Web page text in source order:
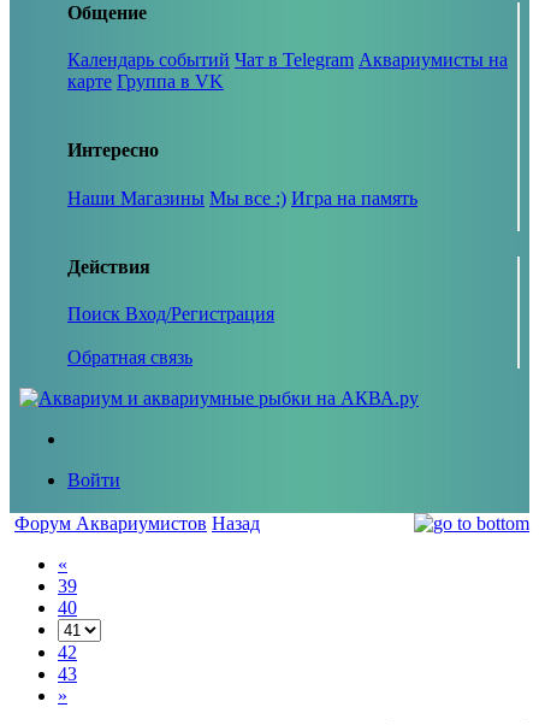
Общение
Календарь событий Чат в Telegram Аквариумисты на
карте Группа в VK
Интересно
Наши Магазины Мы все :) Игра на память
Действия
Поиск Вход/Регистрация
Обратная связь
Войти
Форум Аквариумистов Назад
«
39
40
42
43
»